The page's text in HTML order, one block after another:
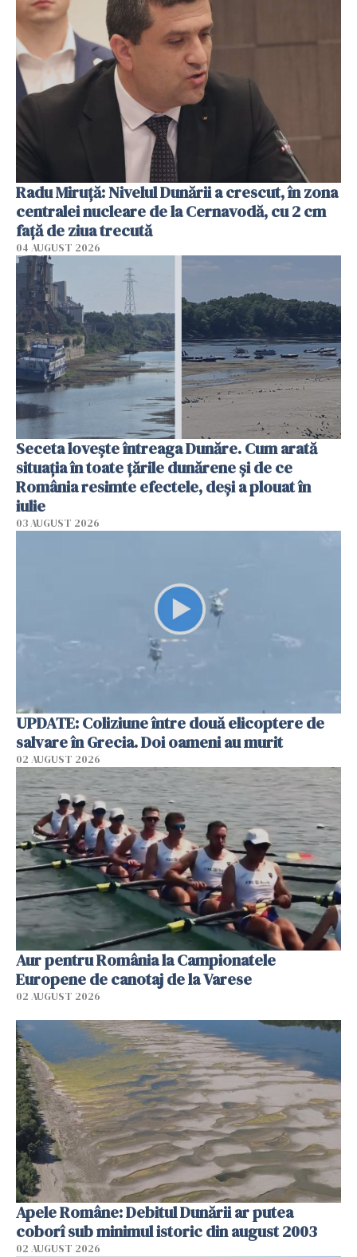
Radu Miruţă: Nivelul Dunării a crescut, în zona
centralei nucleare de la Cernavodă, cu 2 cm
faţă de ziua trecută
04 AUGUST 2026
Seceta lovește întreaga Dunăre. Cum arată
situația în toate țările dunărene și de ce
România resimte efectele, deși a plouat în
iulie
03 AUGUST 2026
UPDATE: Coliziune între două elicoptere de
salvare în Grecia. Doi oameni au murit
02 AUGUST 2026
Aur pentru România la Campionatele
Europene de canotaj de la Varese
02 AUGUST 2026
Apele Române: Debitul Dunării ar putea
coborî sub minimul istoric din august 2003
02 AUGUST 2026